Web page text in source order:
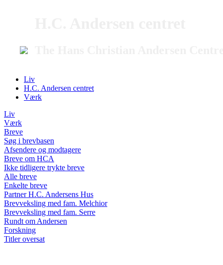
Liv
H.C. Andersen centret
Værk
Liv
Værk
Breve
Søg i brevbasen
Afsendere og modtagere
Breve om HCA
Ikke tidligere trykte breve
Alle breve
Enkelte breve
Partner H.C. Andersens Hus
Brevveksling med fam. Melchior
Brevveksling med fam. Serre
Rundt om Andersen
Forskning
Titler oversat